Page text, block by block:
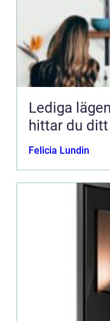
Lediga
hittar du
Felicia Lundin